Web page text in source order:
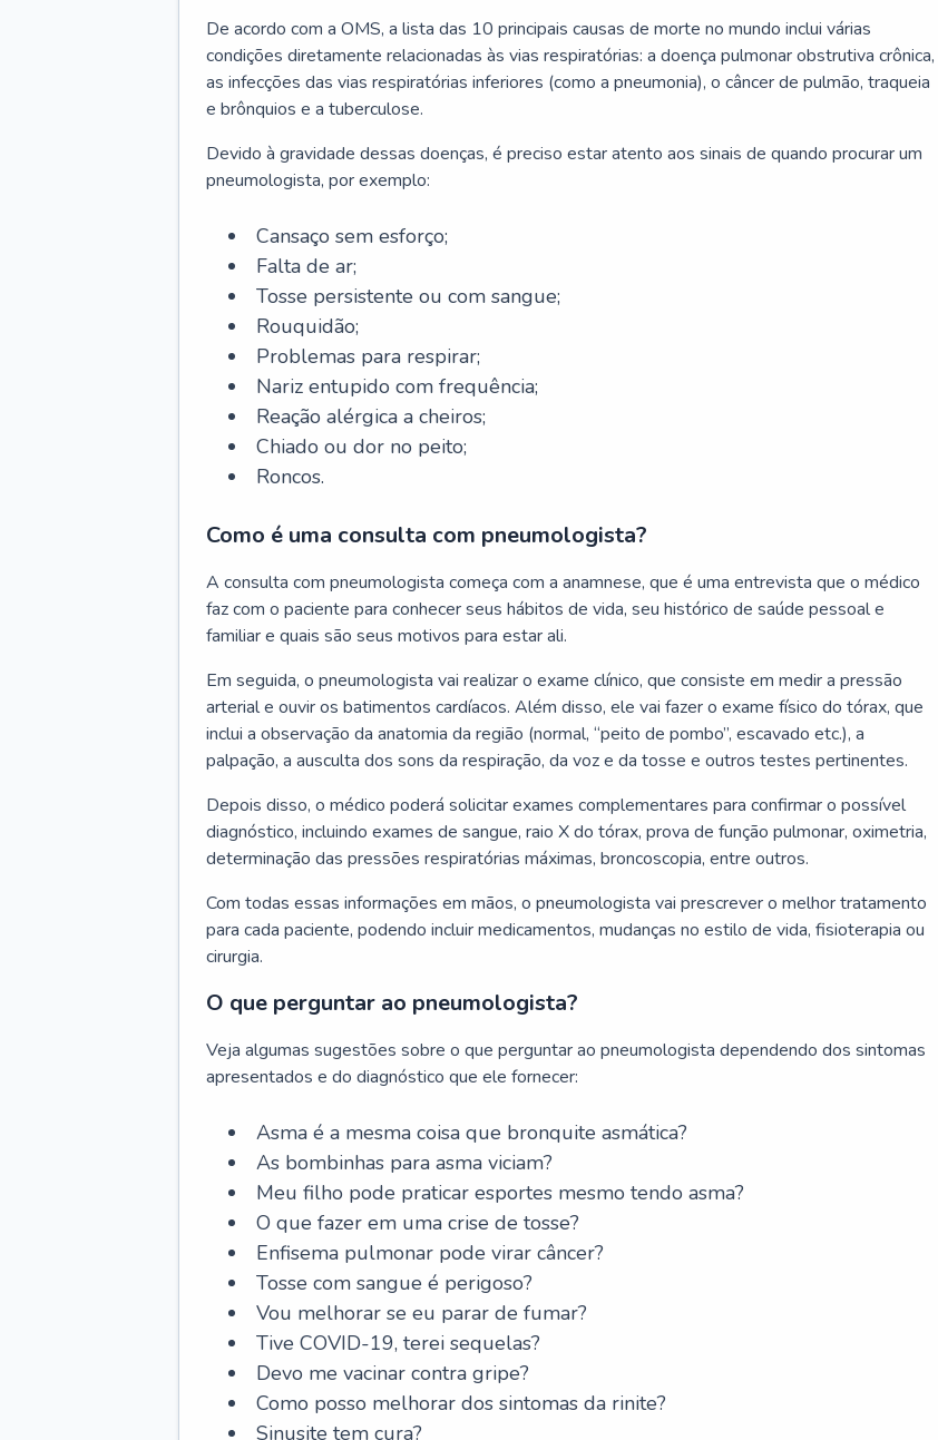
De acordo com a OMS, a lista das 10 principais causas de morte no mundo inclui várias
condições diretamente relacionadas às vias respiratórias: a doença pulmonar obstrutiva crônica,
as infecções das vias respiratórias inferiores (como a pneumonia), o câncer de pulmão, traqueia
e brônquios e a tuberculose.
Devido à gravidade dessas doenças, é preciso estar atento aos sinais de quando procurar um
pneumologista, por exemplo:
Cansaço sem esforço;
Falta de ar;
Tosse persistente ou com sangue;
Rouquidão;
Problemas para respirar;
Nariz entupido com frequência;
Reação alérgica a cheiros;
Chiado ou dor no peito;
Roncos.
Como é uma consulta com pneumologista?
A consulta com pneumologista começa com a anamnese, que é uma entrevista que o médico
faz com o paciente para conhecer seus hábitos de vida, seu histórico de saúde pessoal e
familiar e quais são seus motivos para estar ali.
Em seguida, o pneumologista vai realizar o exame clínico, que consiste em medir a pressão
arterial e ouvir os batimentos cardíacos. Além disso, ele vai fazer o exame físico do tórax, que
inclui a observação da anatomia da região (normal, “peito de pombo”, escavado etc.), a
palpação, a ausculta dos sons da respiração, da voz e da tosse e outros testes pertinentes.
Depois disso, o médico poderá solicitar exames complementares para confirmar o possível
diagnóstico, incluindo exames de sangue, raio X do tórax, prova de função pulmonar, oximetria,
determinação das pressões respiratórias máximas, broncoscopia, entre outros.
Com todas essas informações em mãos, o pneumologista vai prescrever o melhor tratamento
para cada paciente, podendo incluir medicamentos, mudanças no estilo de vida, fisioterapia ou
cirurgia.
O que perguntar ao pneumologista?
Veja algumas sugestões sobre o que perguntar ao pneumologista dependendo dos sintomas
apresentados e do diagnóstico que ele fornecer:
Asma é a mesma coisa que bronquite asmática?
As bombinhas para asma viciam?
Meu filho pode praticar esportes mesmo tendo asma?
O que fazer em uma crise de tosse?
Enfisema pulmonar pode virar câncer?
Tosse com sangue é perigoso?
Vou melhorar se eu parar de fumar?
Tive COVID-19, terei sequelas?
Devo me vacinar contra gripe?
Como posso melhorar dos sintomas da rinite?
Sinusite tem cura?